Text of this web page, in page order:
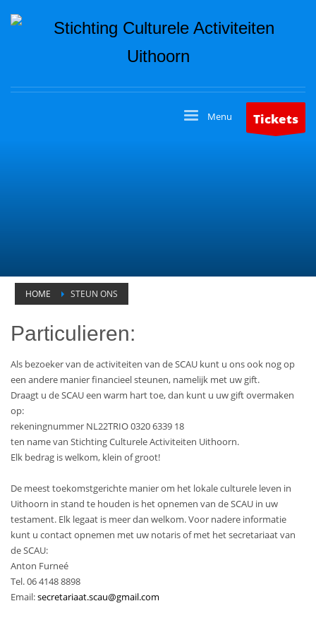
Tickets
HOME STEUN ONS
Particulieren:
Als bezoeker van de activiteiten van de SCAU kunt u ons ook nog op
een andere manier financieel steunen, namelijk met uw gift.
Draagt u de SCAU een warm hart toe, dan kunt u uw gift overmaken
op:
rekeningnummer NL22TRIO 0320 6339 18
ten name van Stichting Culturele Activiteiten Uithoorn.
Elk bedrag is welkom, klein of groot!
De meest toekomstgerichte manier om het lokale culturele leven in
Uithoorn in stand te houden is het opnemen van de SCAU in uw
testament. Elk legaat is meer dan welkom. Voor nadere informatie
kunt u contact opnemen met uw notaris of met het secretariaat van
de SCAU:
Anton Furneé
Tel. 06 4148 8898
Email:secretariaat.scau@gmail.com